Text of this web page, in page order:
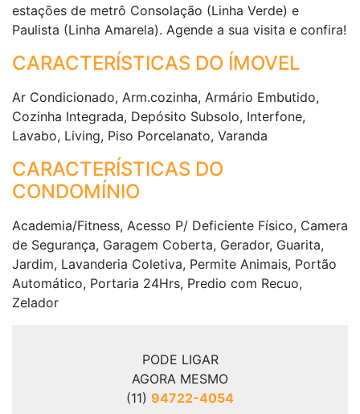
PODE LIGAR
AGORA MESMO
(11) 94722-4054
estações de metrô Consolação (Linha Verde) e
Paulista (Linha Amarela). Agende a sua visita e confira!
CARACTERÍSTICAS DO ÍMOVEL
Ar Condicionado, Arm.cozinha, Armário Embutido,
Cozinha Integrada, Depósito Subsolo, Interfone,
Lavabo, Living, Piso Porcelanato, Varanda
CARACTERÍSTICAS DO
CONDOMÍNIO
Academia/Fitness, Acesso P/ Deficiente Físico, Camera
de Segurança, Garagem Coberta, Gerador, Guarita,
Jardim, Lavanderia Coletiva, Permite Animais, Portão
Automático, Portaria 24Hrs, Predio com Recuo,
Zelador